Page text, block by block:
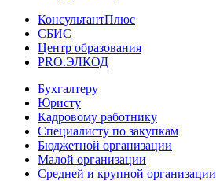
КонсультантПлюс
СБИС
Центр образования
PRO.ЭЛКОД
Бухгалтеру
Юристу
Кадровому работнику
Специалисту по закупкам
Бюджетной организации
Малой организации
Средней и крупной организации